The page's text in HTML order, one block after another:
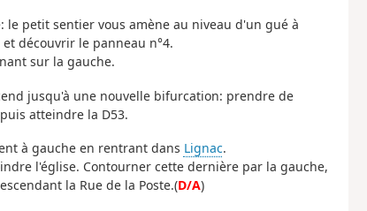
petit sentier vous amène au niveau d'un gué à
découvrir le panneau n°4.
sur la gauche.
jusqu'à une nouvelle bifurcation: prendre de
atteindre la D53.
à gauche en rentrant dans Lignac.
l'église. Contourner cette dernière par la gauche,
la Rue de la Poste.(D/A)